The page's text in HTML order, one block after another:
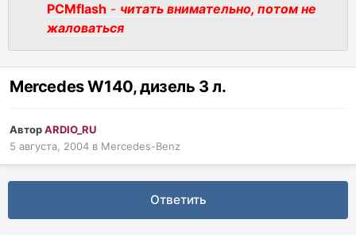
PCMflash - читать внимательно, потом не
жаловаться
Mercedes W140, дизель 3 л.
АвторARDIO_RU
5 августа, 2004 в Mercedes-Benz
Ответить